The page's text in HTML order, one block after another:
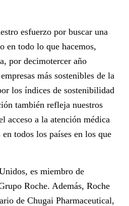
esfuerzo por buscar una
en todo lo que hacemos,
por decimotercer año
más sostenibles de la
los índices de sostenibilidad
también refleja nuestros
acceso a la atención médica
todos los países en los que
es miembro de
Roche. Además, Roche
de Chugai Pharmaceutical,